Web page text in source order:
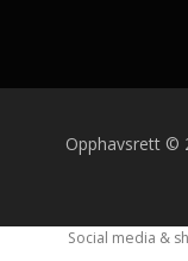
Opphavsrett ©
Social media &